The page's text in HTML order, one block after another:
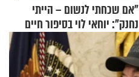
"אם שכחתי לנשום – הייתי
נחנק": יוחאי לוי בסיפור חיים
מעורר השראה